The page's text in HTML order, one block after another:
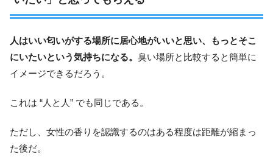
人はいい匂いがする場所に居心地がいいと思い、もっとそこ
にいたいという気持ちになる。 臭い場所と比較すると簡単に
イメージできるだろう。
これは “人と人” でも同じである。
ただし、女性の香りを認識するのはある程度は距離が縮まっ
た後だ。